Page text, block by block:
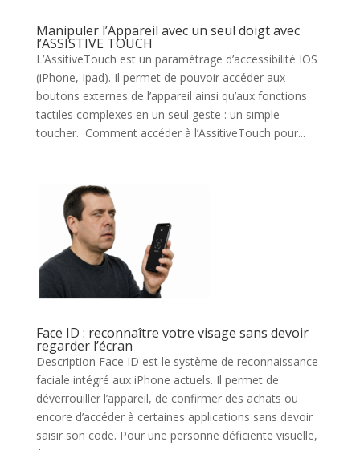
Manipuler l’Appareil avec un seul doigt avec
l’ASSISTIVE TOUCH
L’AssitiveTouch est un paramétrage d’accessibilité IOS
(iPhone, Ipad). Il permet de pouvoir accéder aux
boutons externes de l’appareil ainsi qu’aux fonctions
tactiles complexes en un seul geste : un simple
toucher. Comment accéder à l’AssitiveTouch pour...
Face ID : reconnaître votre visage sans devoir
regarder l’écran
Description Face ID est le système de reconnaissance
faciale intégré aux iPhone actuels. Il permet de
déverrouiller l’appareil, de confirmer des achats ou
encore d’accéder à certaines applications sans devoir
saisir son code. Pour une personne déficiente visuelle,